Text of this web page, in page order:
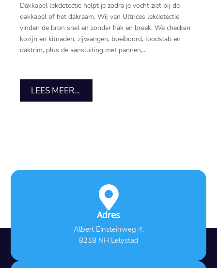
Dakkapel lekdetectie helpt je zodra je vocht ziet bij de
dakkapel of het dakraam.​ Wij van Ultrices lekdetectie
vinden de bron snel en zonder hak en breek.​ We checken
kozijn en kitnaden, zijwangen, boeiboord, loodslab en
daktrim, plus de aansluiting met pannen,...
LEES MEER...

Adres
Albert Einsteinweg 4,
8218 NH Lelystad